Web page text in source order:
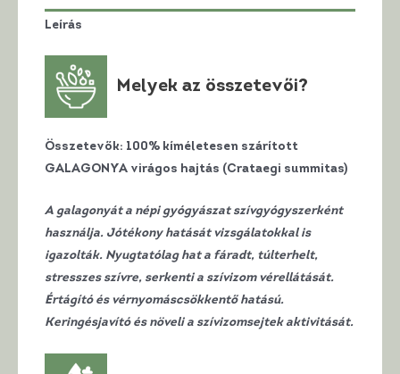
Leírás
Melyek az összetevői?
Összetevők: 100% kíméletesen szárított
GALAGONYA virágos hajtás (Crataegi summitas)
A galagonyát a népi gyógyászat szívgyógyszerként
használja. Jótékony hatását vizsgálatokkal is
igazolták. Nyugtatólag hat a fáradt, túlterhelt,
stresszes szívre, serkenti a szívizom vérellátását.
Értágító és vérnyomáscsökkentő hatású.
Keringésjavító és növeli a szívizomsejtek aktivitását.